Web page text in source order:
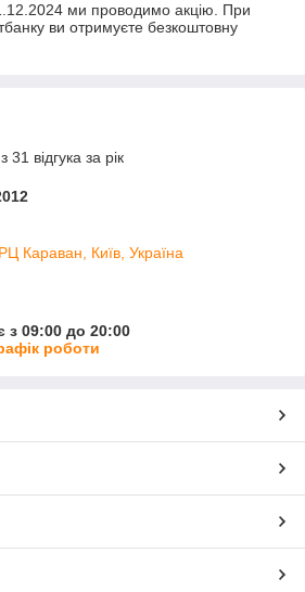
ми проводимо акцію. При
ви отримуєте безкоштовну
відгука за рік
Караван, Київ, Україна
з 09:00 до 20:00
роботи